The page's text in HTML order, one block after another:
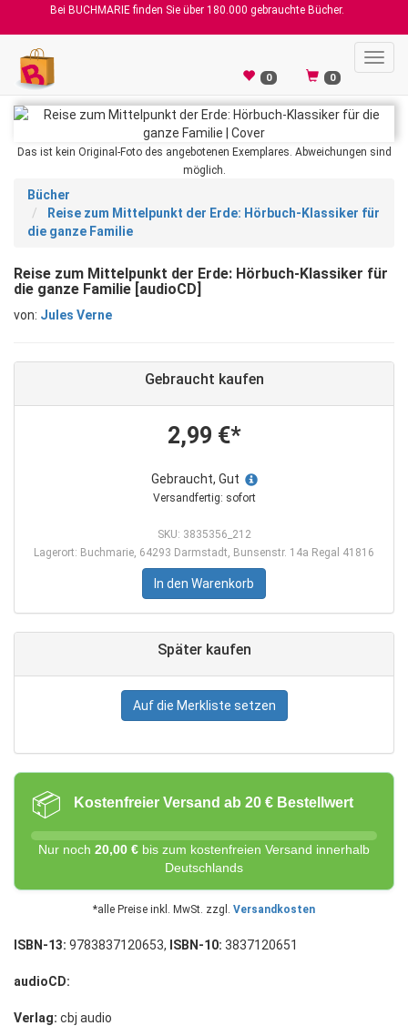
Bei BUCHMARIE finden Sie über 180.000 gebrauchte Bücher.
0 0
Das ist kein Original-Foto des angebotenen Exemplares. Abweichungen sind
möglich.
Bücher
Reise zum Mittelpunkt der Erde: Hörbuch-Klassiker für
die ganze Familie
Reise zum Mittelpunkt der Erde: Hörbuch-Klassiker für
die ganze Familie [audioCD]
von: Jules Verne
Gebraucht kaufen
2,99 €*
Gebraucht, Gut
Versandfertig: sofort
SKU: 3835356_212
Lagerort: Buchmarie, 64293 Darmstadt, Bunsenstr. 14a Regal 41816
In den Warenkorb
Später kaufen
Auf die Merkliste setzen
📦 Kostenfreier Versand ab 20 € Bestellwert
Nur noch 20,00 € bis zum kostenfreien Versand innerhalb
Deutschlands
*alle Preise inkl. MwSt. zzgl. Versandkosten
ISBN-13: 9783837120653, ISBN-10: 3837120651
audioCD:
Verlag: cbj audio